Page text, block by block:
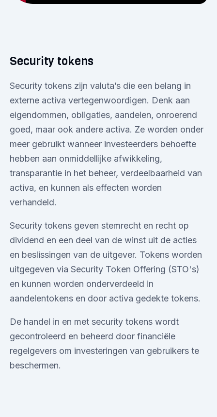
Security tokens
Security tokens zijn valuta’s die een belang in
externe activa vertegenwoordigen. Denk aan
eigendommen, obligaties, aandelen, onroerend
goed, maar ook andere activa. Ze worden onder
meer gebruikt wanneer investeerders behoefte
hebben aan onmiddellijke afwikkeling,
transparantie in het beheer, verdeelbaarheid van
activa, en kunnen als effecten worden
verhandeld.
Security tokens geven stemrecht en recht op
dividend en een deel van de winst uit de acties
en beslissingen van de uitgever. Tokens worden
uitgegeven via Security Token Offering (STO's)
en kunnen worden onderverdeeld in
aandelentokens en door activa gedekte tokens.
De handel in en met security tokens wordt
gecontroleerd en beheerd door financiële
regelgevers om investeringen van gebruikers te
beschermen.